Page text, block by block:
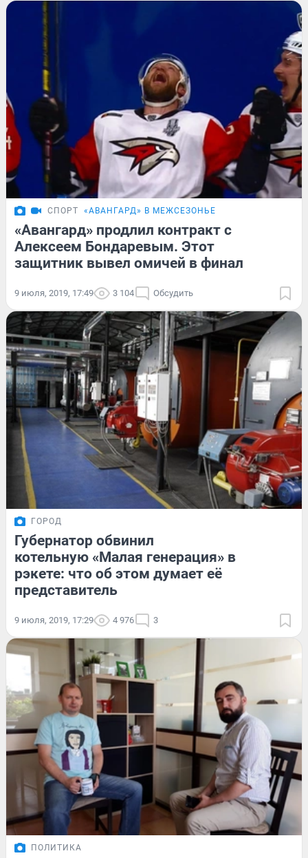
СПОРТ «АВАНГАРД» В МЕЖСЕЗОНЬЕ
«Авангард» продлил контракт с
Алексеем Бондаревым. Этот
защитник вывел омичей в финал
9 июля, 2019, 17:49 3 104 Обсудить
ГОРОД
Губернатор обвинил
котельную «Малая генерация» в
рэкете: что об этом думает её
представитель
9 июля, 2019, 17:29 4 976 3
ПОЛИТИКА